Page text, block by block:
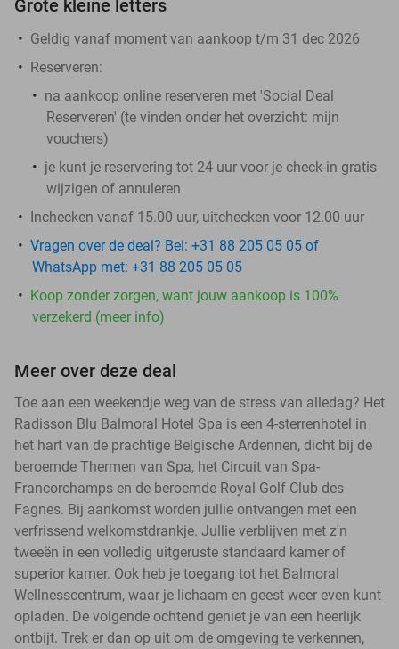
Grote kleine letters
Geldig vanaf moment van aankoop t/m 31 dec 2026
Reserveren:
na aankoop online reserveren met 'Social Deal
Reserveren' (te vinden onder het overzicht: mijn
vouchers)
je kunt je reservering tot 24 uur voor je check-in gratis
wijzigen of annuleren
Inchecken vanaf 15.00 uur, uitchecken voor 12.00 uur
Vragen over de deal? Bel: +31 88 205 05 05 of
WhatsApp met: +31 88 205 05 05
Koop zonder zorgen, want jouw aankoop is 100%
verzekerd (meer info)
Meer over deze deal
Toe aan een weekendje weg van de stress van alledag? Het
Radisson Blu Balmoral Hotel Spa is een 4-sterrenhotel in
het hart van de prachtige Belgische Ardennen, dicht bij de
beroemde Thermen van Spa, het Circuit van Spa-
Francorchamps en de beroemde Royal Golf Club des
Fagnes. Bij aankomst worden jullie ontvangen met een
verfrissend welkomstdrankje. Jullie verblijven met z'n
tweeën in een volledig uitgeruste standaard kamer of
superior kamer. Ook heb je toegang tot het Balmoral
Wellnesscentrum, waar je lichaam en geest weer even kunt
opladen. De volgende ochtend geniet je van een heerlijk
ontbijt. Trek er dan op uit om de omgeving te verkennen,